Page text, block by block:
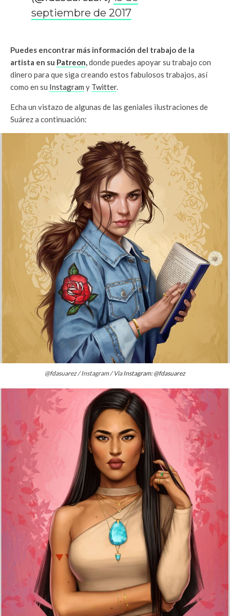
septiembre de 2017
Puedes encontrar más información del trabajo de la
artista en su Patreon,donde puedes apoyar su trabajo con
dinero para que siga creando estos fabulosos trabajos, así
como en su Instagram y Twitter.
Echa un vistazo de algunas de las geniales ilustraciones de
Suárez a continuación:
@fdasuarez / Instagram / ViaInstagram: @fdasuarez